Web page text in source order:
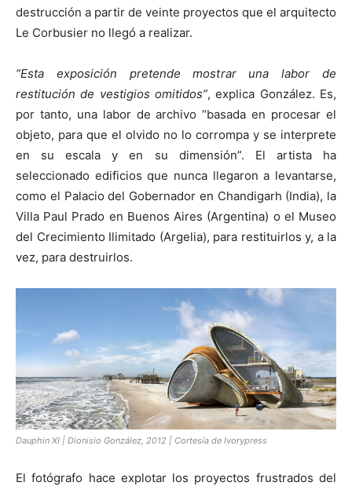
destrucción a partir de veinte proyectos que el arquitecto
Le Corbusier no llegó a realizar.
“Esta exposición pretende mostrar una labor de
restitución de vestigios omitidos”, explica González. Es,
por tanto, una labor de archivo “basada en procesar el
objeto, para que el olvido no lo corrompa y se interprete
en su escala y en su dimensión”. El artista ha
seleccionado edificios que nunca llegaron a levantarse,
como el Palacio del Gobernador en Chandigarh (India), la
Villa Paul Prado en Buenos Aires (Argentina) o el Museo
del Crecimiento Ilimitado (Argelia), para restituirlos y, a la
vez, para destruirlos.
Dauphin XI | Dionisio González, 2012 | Cortesía de Ivorypress
El fotógrafo hace explotar los proyectos frustrados del